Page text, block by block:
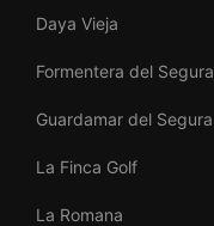
Daya Vieja
Formentera del Segura
Guardamar del Segura
La Finca Golf
La Romana